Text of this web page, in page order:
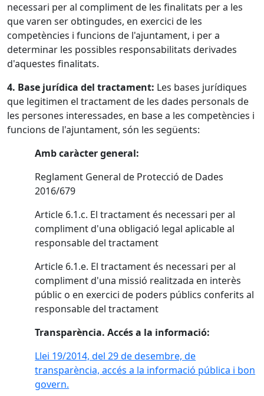
necessari per al compliment de les finalitats per a les
que varen ser obtingudes, en exercici de les
competències i funcions de l'ajuntament, i per a
determinar les possibles responsabilitats derivades
d'aquestes finalitats.
4. Base jurídica del tractament: Les bases jurídiques
que legitimen el tractament de les dades personals de
les persones interessades, en base a les competències i
funcions de l'ajuntament, són les següents:
Amb caràcter general:
Reglament General de Protecció de Dades
2016/679
Article 6.1.c. El tractament és necessari per al
compliment d'una obligació legal aplicable al
responsable del tractament
Article 6.1.e. El tractament és necessari per al
compliment d'una missió realitzada en interès
públic o en exercici de poders públics conferits al
responsable del tractament
Transparència. Accés a la informació:
Llei 19/2014, del 29 de desembre, de
transparència, accés a la informació pública i bon
govern.